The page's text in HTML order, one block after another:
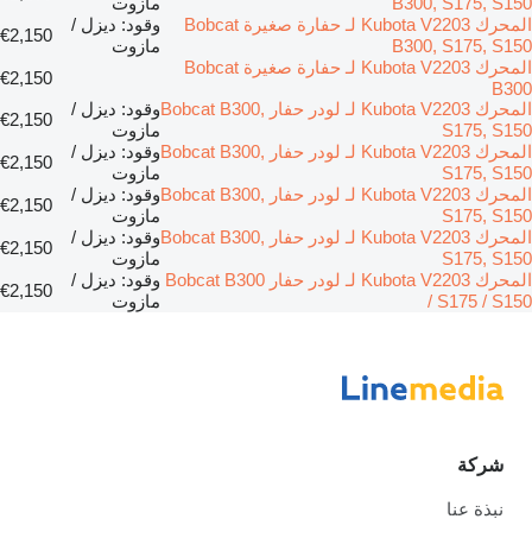
المحرك Kubota V2203 لـ حفارة صغيرة Bobcat
B300, S175, S150
وقود: ديزل /
مازوت
€2,150
المحرك Kubota V2203 لـ حفارة صغيرة Bobcat
B300
€2,150
المحرك Kubota V2203 لـ لودر حفار Bobcat B300,
S175, S150
وقود: ديزل /
مازوت
€2,150
المحرك Kubota V2203 لـ لودر حفار Bobcat B300,
S175, S150
وقود: ديزل /
مازوت
€2,150
المحرك Kubota V2203 لـ لودر حفار Bobcat B300,
S175, S150
وقود: ديزل /
مازوت
€2,150
المحرك Kubota V2203 لـ لودر حفار Bobcat B300,
S175, S150
وقود: ديزل /
مازوت
€2,150
المحرك Kubota V2203 لـ لودر حفار Bobcat B300
/ S175 / S150
وقود: ديزل /
مازوت
€2,150
شركة
نبذة عنا